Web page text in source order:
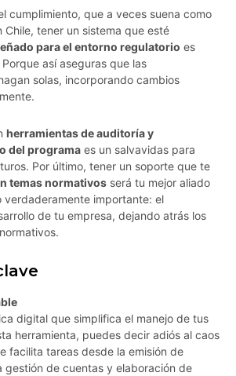
cumplimiento, que a veces suena como
Chile, tener un sistema que esté
para el entorno regulatorio es
así aseguras que las
solas, incorporando cambios
herramientas de auditoría y
del programa es un salvavidas para
Por último, tener un soporte que te
temas normativos será tu mejor aliado
verdaderamente importante: el
de tu empresa, dejando atrás los
digital que simplifica el manejo de tus
herramienta, puedes decir adiós al caos
facilita tareas desde la emisión de
gestión de cuentas y elaboración de